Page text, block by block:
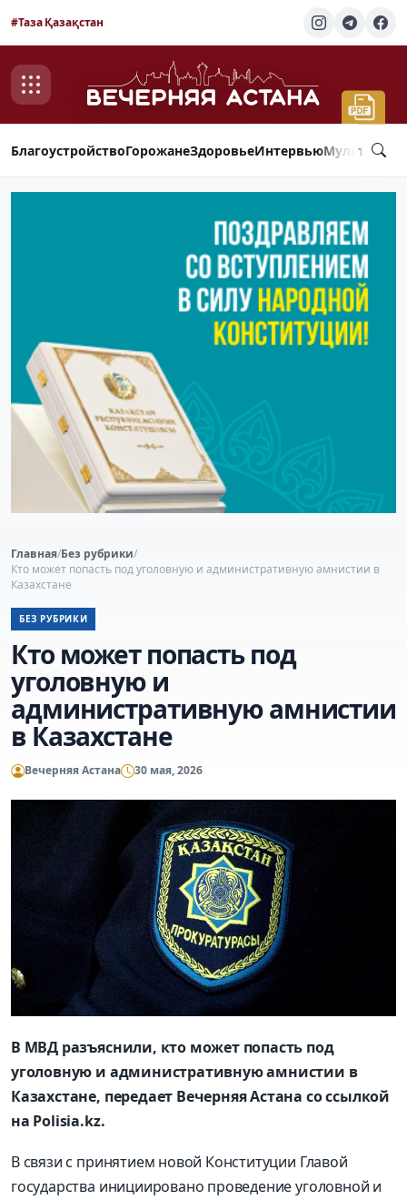
#Таза Қазақстан
БлагоустройствоГорожанеЗдоровьеИнтервью
Главная/Без рубрики/
Кто может попасть под уголовную и административную амнистии в
Казахстане
БЕЗ РУБРИКИ
Кто может попасть под
уголовную и
административную амнистии
в Казахстане
Вечерняя Астана 30 мая, 2026
В МВД разъяснили, кто может попасть под
уголовную и административную амнистии в
Казахстане, передает Вечерняя Астана со ссылкой
на Polisia.kz.
В связи с принятием новой Конституции Главой
государства инициировано проведение уголовной и